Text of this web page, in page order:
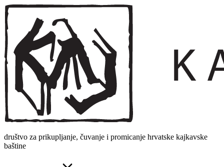
Skip
to
content
društvo za prikupljanje, čuvanje i promicanje hrvatske kajkavske
baštine